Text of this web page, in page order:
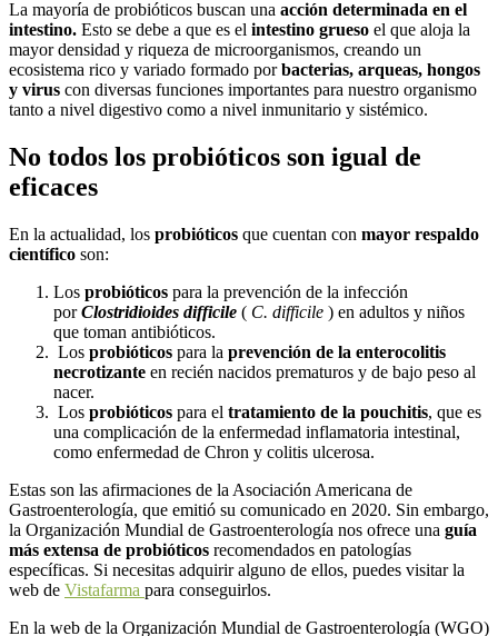
La mayoría de probióticos buscan una acción determinada en el
intestino. Esto se debe a que es el intestino grueso el que aloja la
mayor densidad y riqueza de microorganismos, creando un
ecosistema rico y variado formado porbacterias, arqueas, hongos
y virus con diversas funciones importantes para nuestro organismo
tanto a nivel digestivo como a nivel inmunitario y sistémico.
No todos los probióticos son igual de
eficaces
En la actualidad, los probióticos que cuentan con mayor respaldo
científico son:
Los probióticos para la prevención de la infección
porClostridioides difficile ( C. difficile ) en adultos y niños
que toman antibióticos.
Los probióticos para la prevención de la enterocolitis
necrotizante en recién nacidos prematuros y de bajo peso al
nacer.
Los probióticos para el tratamiento de la pouchitis, que es
una complicación de la enfermedad inflamatoria intestinal,
como enfermedad de Chron y colitis ulcerosa.
Estas son las afirmaciones de la Asociación Americana de
Gastroenterología, que emitió su comunicado en 2020. Sin embargo,
la Organización Mundial de Gastroenterología nos ofrece una guía
más extensa de probióticos recomendados en patologías
específicas. Si necesitas adquirir alguno de ellos, puedes visitar la
web de Vistafarma para conseguirlos.
En la web de la Organización Mundial de Gastroenterología (WGO)